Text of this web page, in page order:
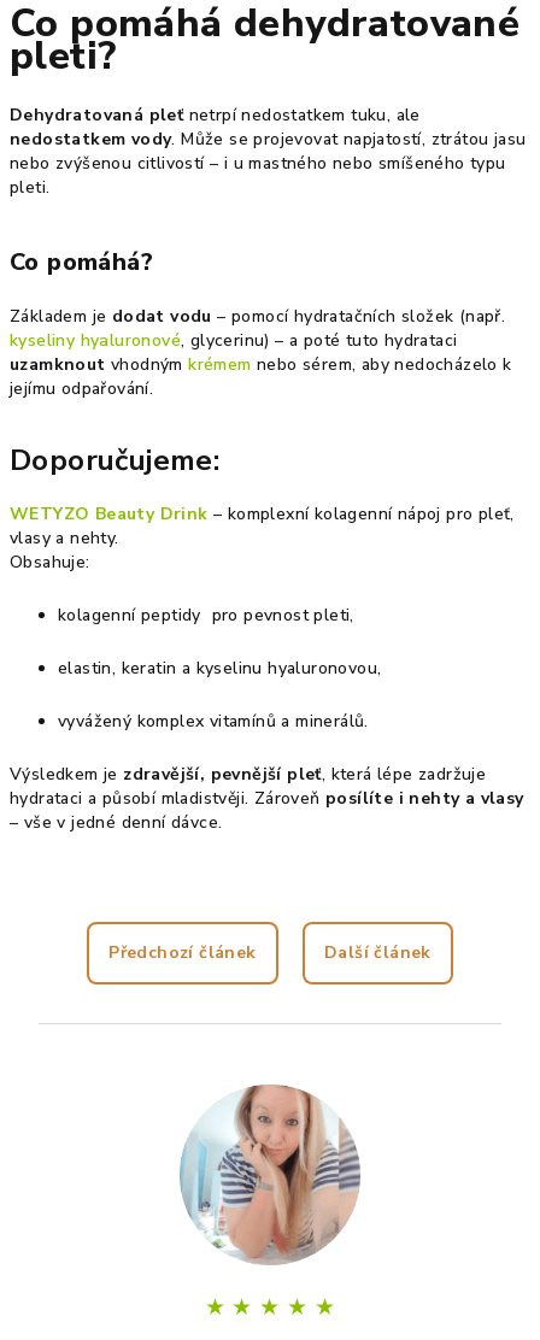
Co pomáhá dehydratované
pleti?
Dehydratovaná pleťnetrpí nedostatkem tuku, ale
nedostatkem vody. Může se projevovat napjatostí, ztrátou jasu
nebo zvýšenou citlivostí – i u mastného nebo smíšeného typu
pleti.
Co pomáhá?
Základem je dodat vodu – pomocí hydratačních složek (např.
kyseliny hyaluronové, glycerinu) – a poté tuto hydrataci
uzamknout vhodnýmkrémem nebo sérem, aby nedocházelo k
jejímu odpařování.
Doporučujeme:
WETYZO Beauty Drink – komplexní kolagenní nápoj pro pleť,
vlasy a nehty.
Obsahuje:
kolagenní peptidy pro pevnost pleti,
elastin, keratin a kyselinu hyaluronovou,
vyvážený komplex vitamínů a minerálů.
Výsledkem je zdravější, pevnější pleť, která lépe zadržuje
hydrataci a působí mladistvěji. Zároveň posílíte i nehty a vlasy
– vše v jedné denní dávce.
Předchozí článek Další článek
★ ★ ★ ★ ★